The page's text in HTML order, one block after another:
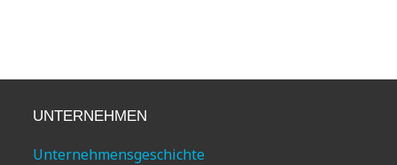
UNTERNEHMEN
Unternehmensgeschichte